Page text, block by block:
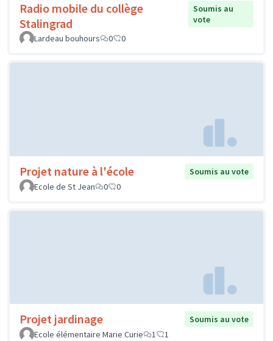
Radio mobile du collège
Stalingrad
Soumis au
vote
Lardeau bouhours
0 0
Projet nature à l'école
Soumis au vote
Ecole de St Jean
0 0
Projet jardinage
Soumis au vote
Ecole élémentaire Marie Curie
1 1